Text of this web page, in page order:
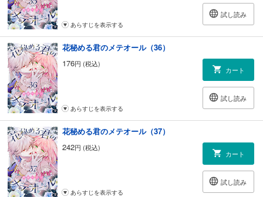
試し読み
あらすじを表示する
花秘める君のメテオール（36）
176円 (税込)
カート
試し読み
あらすじを表示する
花秘める君のメテオール（37）
242円 (税込)
カート
試し読み
あらすじを表示する